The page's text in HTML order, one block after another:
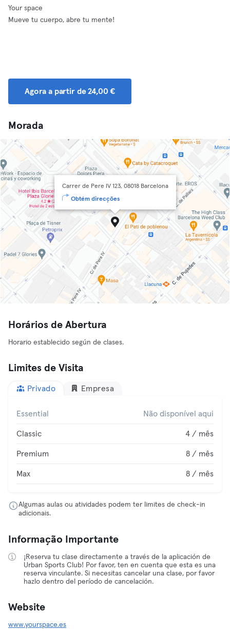
Your space
Mueve tu cuerpo, abre tu mente!
Agora a partir de 24,00 €
Morada
Carrer de Pere IV 123, 08018 Barcelona
Obtém direcções
Horários de Abertura
Horario establecido según de clases.
Limites de Visita
Privado Empresa
Essential Não disponível aqui
Classic 4 / mês
Premium 8 / mês
Max 8 / mês
Algumas aulas ou atividades podem ter limites de check-in
adicionais.
Informação Importante
¡Reserva tu clase directamente a través de la aplicación de
Urban Sports Club! Por favor, ten en cuenta que esta es una
reserva vinculante. Si necesitas cancelar una clase, por favor
hazlo dentro del período de cancelación.
Website
www.yourspace.es